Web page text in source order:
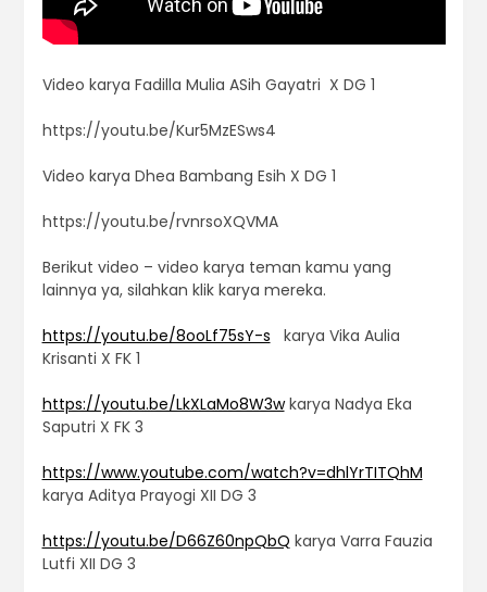
Video karya Fadilla Mulia ASih Gayatri X DG 1
https://youtu.be/Kur5MzESws4
Video karya Dhea Bambang Esih X DG 1
https://youtu.be/rvnrsoXQVMA
Berikut video – video karya teman kamu yang
lainnya ya, silahkan klik karya mereka.
https://youtu.be/8ooLf75sY-s karya Vika Aulia
Krisanti X FK 1
https://youtu.be/LkXLaMo8W3wkarya Nadya Eka
Saputri X FK 3
https://www.youtube.com/watch?v=dhlYrTITQhM
karya Aditya Prayogi XII DG 3
https://youtu.be/D66Z60npQbQ karya Varra Fauzia
Lutfi XII DG 3